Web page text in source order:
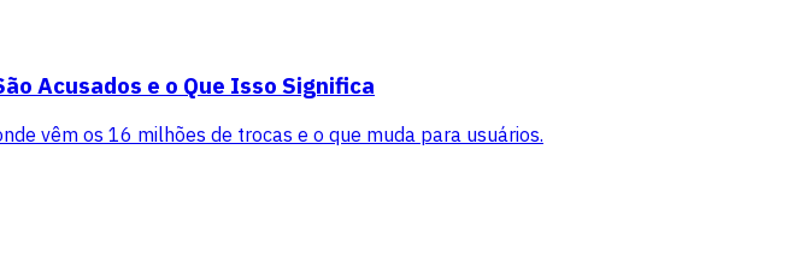
Acusados e o Que Isso Significa
vêm os 16 milhões de trocas e o que muda para usuários.